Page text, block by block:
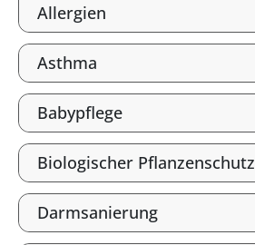
Allergien
Asthma
Babypflege
Biologischer Pflanzenschutz
Darmsanierung